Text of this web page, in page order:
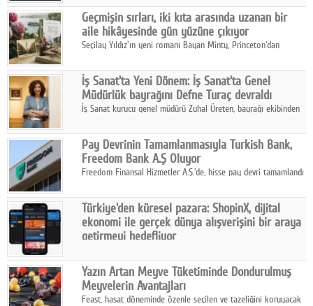
biri konumunda.
Geçmişin sırları, iki kıta arasında uzanan bir
aile hikâyesinde gün yüzüne çıkıyor
Seçilay Yıldız'ın yeni romanı Bayan Minty, Princeton'dan
katmanlı bir aile hikâyesi anlatıyor.
İş Sanat'ta Yeni Dönem: İş Sanat'ta Genel
Müdürlük bayrağını Defne Turaç devraldı
İş Sanat kurucu genel müdürü Zuhal Üreten, bayrağı ekibinden
Pay Devrinin Tamamlanmasıyla Turkish Bank,
Freedom Bank A.Ş Oluyor
Freedom Finansal Hizmetler A.Ş.'de, hisse pay devri tamamlandı
Turkish Bank'ın ticaret unvanının “Freedom Bank A.Ş.” olmasına
karar verildi.
Türkiye'den küresel pazara: ShopinX, dijital
ekonomi ile gerçek dünya alışverişini bir araya
getirmeyi hedefliyor
ekonomi ile gerçek dünya alışveriş deneyimi arasında köprü
kurmayı hedefleyen vizyonuyla uluslararası pazarlara açılıyor.
Yazın Artan Meyve Tüketiminde Dondurulmuş
Meyvelerin Avantajları
Feast, hasat döneminde özenle seçilen ve tazeliğini koruyacak